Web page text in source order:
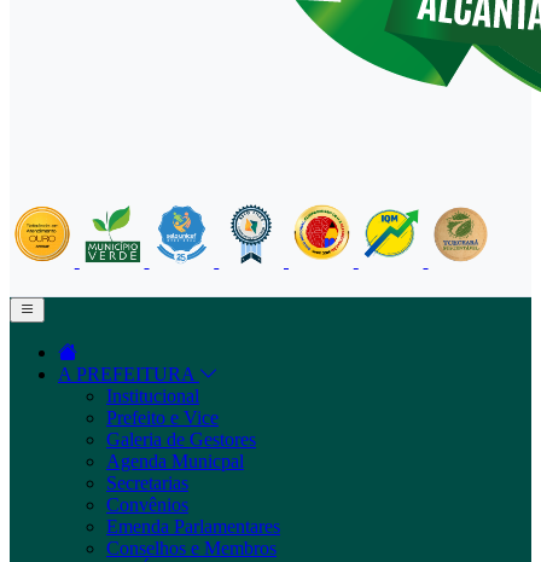
A PREFEITURA
Institucional
Prefeito e Vice
Galeria de Gestores
Agenda Municpal
Secretarias
Convênios
Emenda Parlamentares
Conselhos e Membros